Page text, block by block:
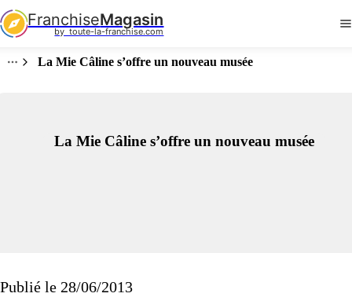
FranchiseMagasin
by  toute-la-franchise.com
La Mie Câline s’offre un nouveau musée
La Mie Câline s’offre un nouveau musée
Publié le 28/06/2013